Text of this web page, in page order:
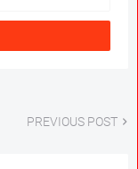
PREVIOUS POST